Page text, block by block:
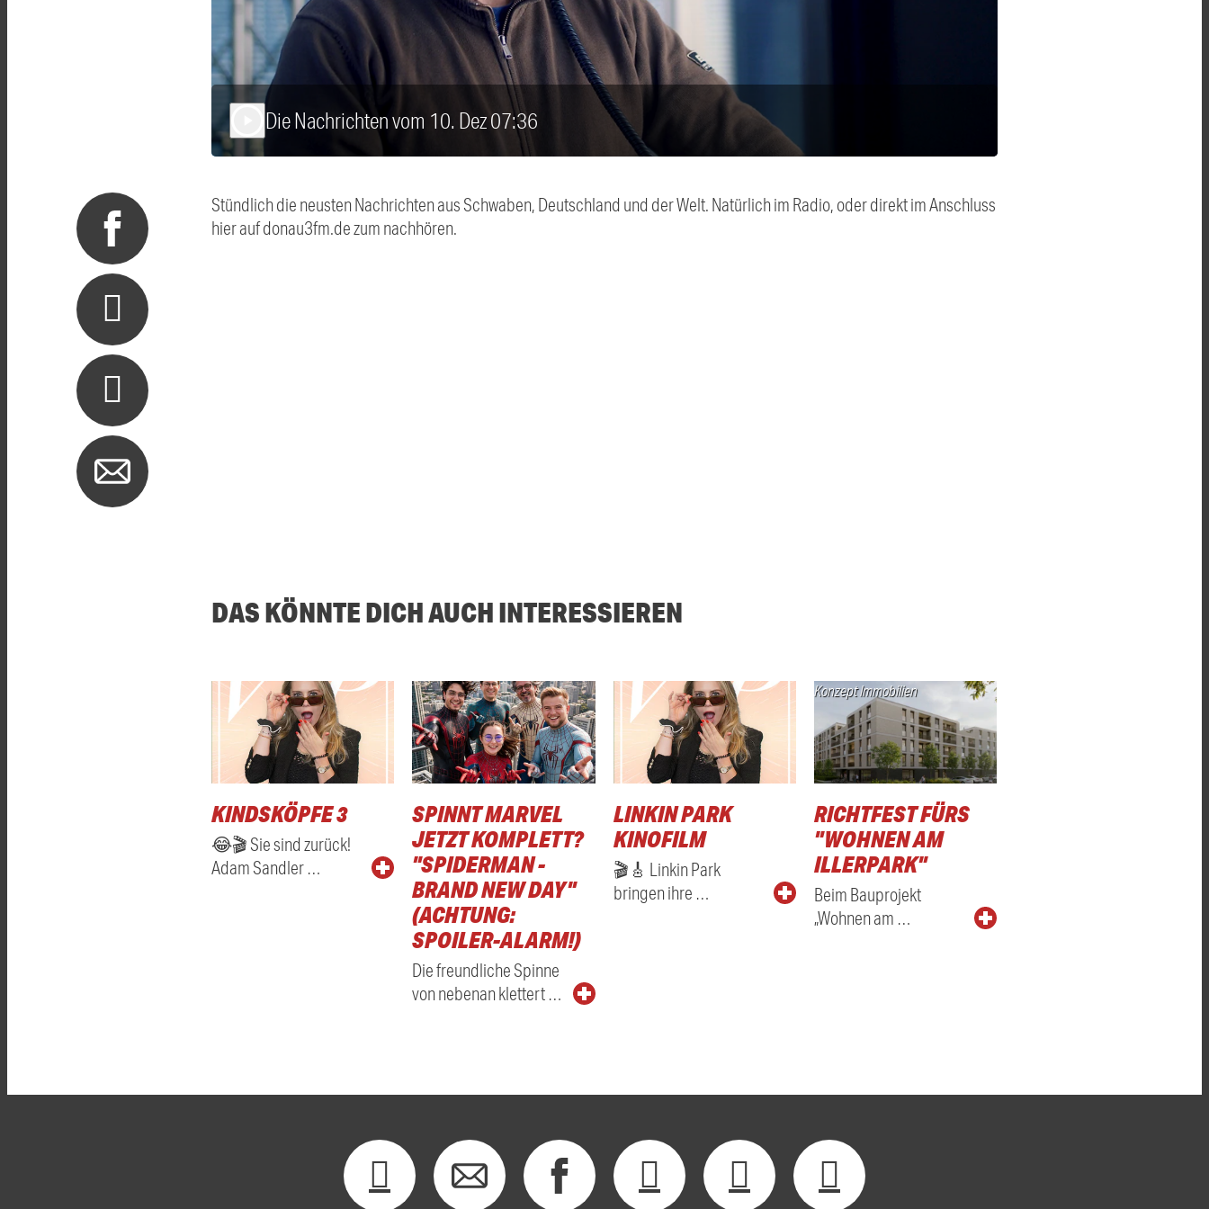
Die Nachrichten vom 10. Dez 07:36
Stündlich die neusten Nachrichten aus Schwaben, Deutschland und der Welt. Natürlich im Radio, oder direkt im Anschluss
hier auf donau3fm.de zum nachhören.
DAS KÖNNTE DICH AUCH INTERESSIEREN
KINDSKÖPFE 3
😂🎬 Sie sind zurück!
Adam Sandler …
SPINNT MARVEL
JETZT KOMPLETT?
"SPIDERMAN -
BRAND NEW DAY"
(ACHTUNG:
SPOILER-ALARM!)
Die freundliche Spinne
von nebenan klettert …
LINKIN PARK
KINOFILM
🎬🎸 Linkin Park
bringen ihre …
Konzept Immobilien
RICHTFEST FÜRS
"WOHNEN AM
ILLERPARK"
Beim Bauprojekt
„Wohnen am …